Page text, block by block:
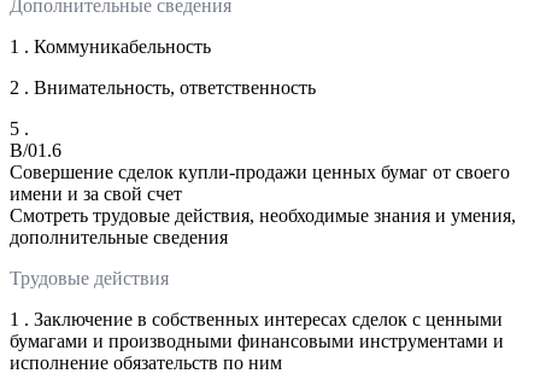
Дополнительные сведения
1 . Коммуникабельность
2 . Внимательность, ответственность
5 .
B/01.6
Совершение сделок купли-продажи ценных бумаг от своего
имени и за свой счет
Смотреть трудовые действия, необходимые знания и умения,
дополнительные сведения
Трудовые действия
1 . Заключение в собственных интересах сделок с ценными
бумагами и производными финансовыми инструментами и
исполнение обязательств по ним